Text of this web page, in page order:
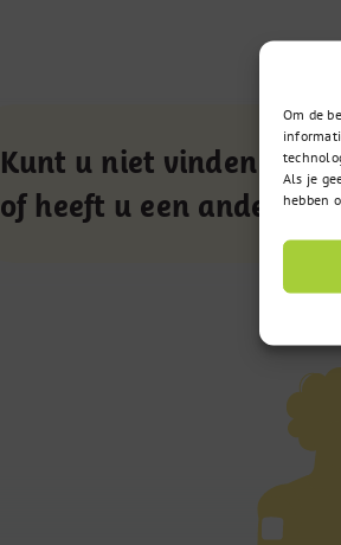
Om de
Als je
hebben
Kunt u niet vinden wat
of heeft u een andere